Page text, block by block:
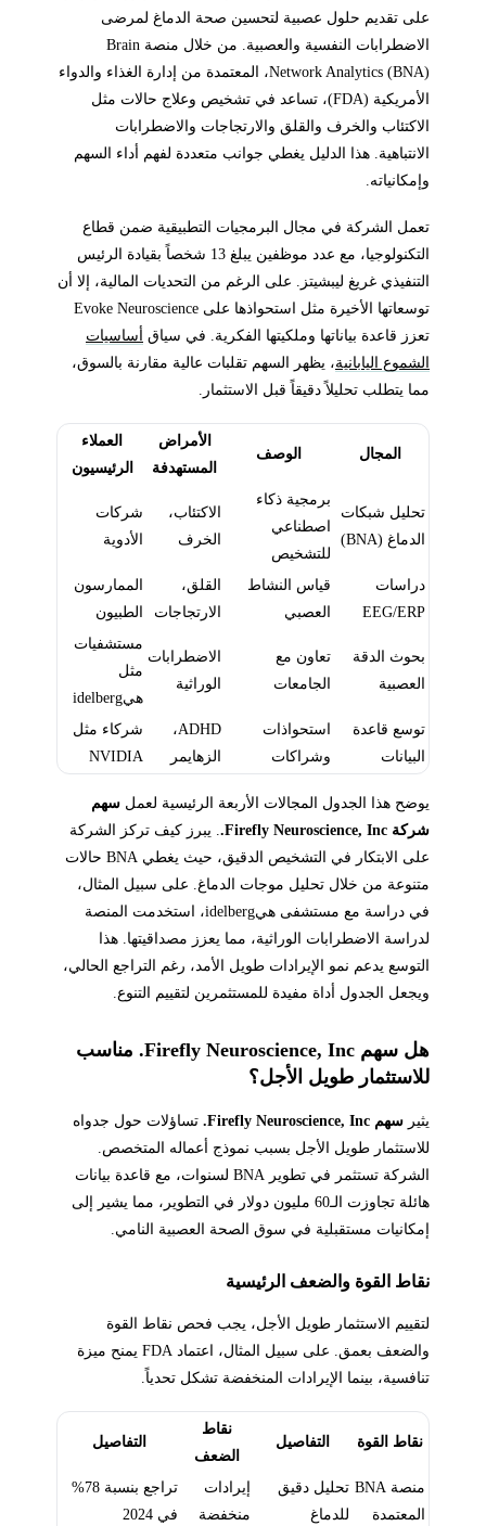
على تقديم حلول عصبية لتحسين صحة الدماغ لمرضى
الاضطرابات النفسية والعصبية. من خلال منصة Brain
Network Analytics (BNA)، المعتمدة من إدارة الغذاء والدواء
الأمريكية (FDA)، تساعد في تشخيص وعلاج حالات مثل
الاكتئاب والخرف والقلق والارتجاجات والاضطرابات
الانتباهية. هذا الدليل يغطي جوانب متعددة لفهم أداء السهم
وإمكانياته.
تعمل الشركة في مجال البرمجيات التطبيقية ضمن قطاع
التكنولوجيا، مع عدد موظفين يبلغ 13 شخصاً بقيادة الرئيس
التنفيذي غريغ ليبشيتز. على الرغم من التحديات المالية، إلا أن
توسعاتها الأخيرة مثل استحواذها على Evoke Neuroscience
تعزز قاعدة بياناتها وملكيتها الفكرية. في سياق أساسيات
الشموع اليابانية، يظهر السهم تقلبات عالية مقارنة بالسوق،
مما يتطلب تحليلاً دقيقاً قبل الاستثمار.
المجال الوصف
الأمراض
المستهدفة
العملاء
الرئيسيون
تحليل شبكات
الدماغ (BNA)
برمجية ذكاء
اصطناعي
للتشخيص
الاكتئاب،
الخرف
شركات
الأدوية
دراسات
EEG/ERP
قياس النشاط
العصبي
القلق،
الارتجاجات
الممارسون
الطبيون
بحوث الدقة
العصبية
تعاون مع
الجامعات
الاضطرابات
الوراثية
مستشفيات
مثل
هيidelberg
توسع قاعدة
البيانات
استحواذات
وشراكات
ADHD،
الزهايمر
شركاء مثل
NVIDIA
يوضح هذا الجدول المجالات الأربعة الرئيسية لعمل سهم
شركة Firefly Neuroscience, Inc.
. يبرز كيف تركز الشركة
على الابتكار في التشخيص الدقيق، حيث يغطي BNA حالات
متنوعة من خلال تحليل موجات الدماغ. على سبيل المثال،
في دراسة مع مستشفى هيidelberg، استخدمت المنصة
لدراسة الاضطرابات الوراثية، مما يعزز مصداقيتها. هذا
التوسع يدعم نمو الإيرادات طويل الأمد، رغم التراجع الحالي،
ويجعل الجدول أداة مفيدة للمستثمرين لتقييم التنوع.
هل سهم Firefly Neuroscience, Inc. مناسب
للاستثمار طويل الأجل؟
يثير سهم Firefly Neuroscience, Inc.
تساؤلات حول جدواه
للاستثمار طويل الأجل بسبب نموذج أعماله المتخصص.
الشركة تستثمر في تطوير BNA لسنوات، مع قاعدة بيانات
هائلة تجاوزت الـ60 مليون دولار في التطوير، مما يشير إلى
إمكانيات مستقبلية في سوق الصحة العصبية النامي.
نقاط القوة والضعف الرئيسية
لتقييم الاستثمار طويل الأجل، يجب فحص نقاط القوة
والضعف بعمق. على سبيل المثال، اعتماد FDA يمنح ميزة
تنافسية، بينما الإيرادات المنخفضة تشكل تحدياً.
نقاط القوة التفاصيل
نقاط
الضعف
التفاصيل
منصة BNA
المعتمدة
تحليل دقيق
للدماغ
إيرادات
منخفضة
تراجع بنسبة 78%
في 2024